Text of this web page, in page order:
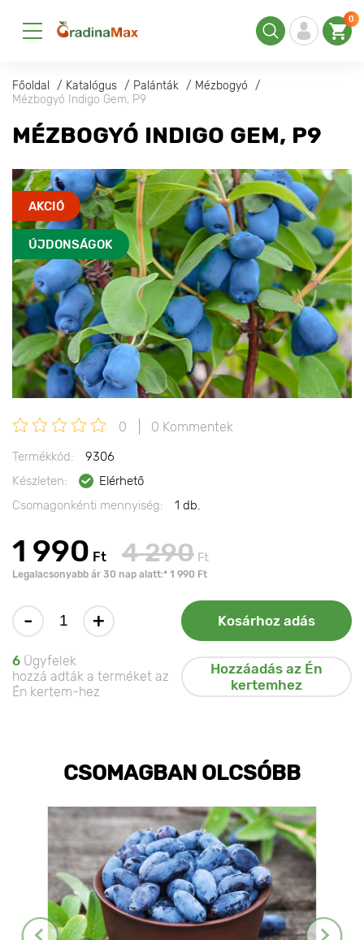
0
Főoldal Katalógus Palánták
Mézbogyó
Mézbogyó Indigo Gem, P9
MÉZBOGYÓ INDIGO GEM, P9
AKCIÓ
ÚJDONSÁGOK
0 0 Kommentek
Termékkód:
9306
Készleten:
Elérhető
Csomagonkénti mennyiség:
1 db.
1 990 Ft 4 290 Ft
Legalacsonyabb ár 30 nap alatt:* 1 990 Ft
- + Kosárhoz adás
6 Ügyfelek
hozzá adták a terméket az
Én kertem-hez
Hozzáadás az Én
kertemhez
CSOMAGBAN OLCSÓBB